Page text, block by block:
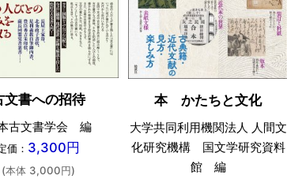
文書への招待
古文書学会 編
価： 3,300円
(本体 3,000円)
本 かたちと文化
大学共同利用機関法人 人間文
化研究機構 国文学研究資料
館 編